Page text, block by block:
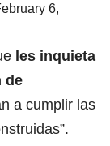
6,
les inquieta
de
a cumplir las